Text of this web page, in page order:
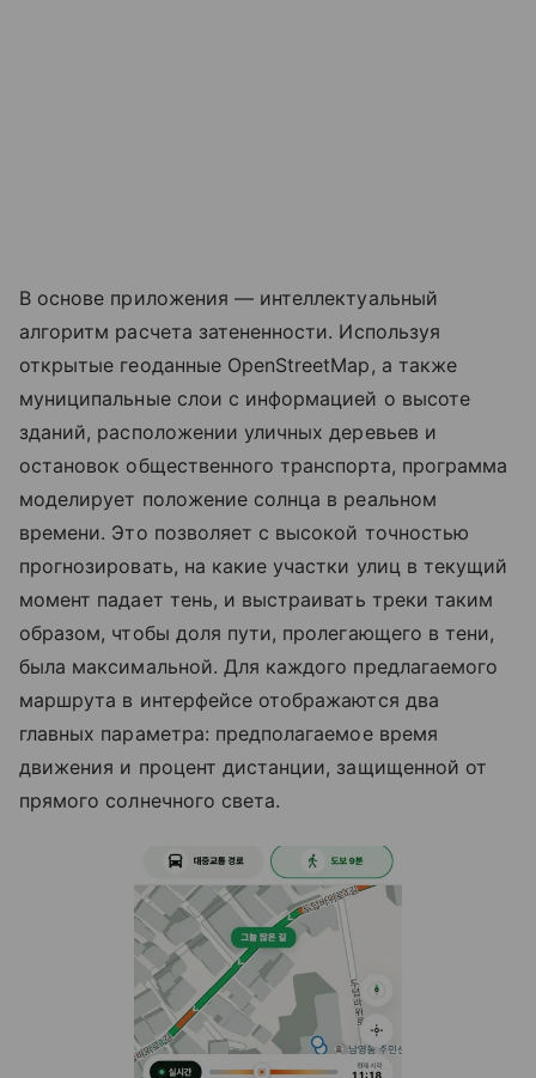
В основе приложения — интеллектуальный
алгоритм расчета затененности. Используя
открытые геоданные OpenStreetMap, а также
муниципальные слои с информацией о высоте
зданий, расположении уличных деревьев и
остановок общественного транспорта, программа
моделирует положение солнца в реальном
времени. Это позволяет с высокой точностью
прогнозировать, на какие участки улиц в текущий
момент падает тень, и выстраивать треки таким
образом, чтобы доля пути, пролегающего в тени,
была максимальной. Для каждого предлагаемого
маршрута в интерфейсе отображаются два
главных параметра: предполагаемое время
движения и процент дистанции, защищенной от
прямого солнечного света.